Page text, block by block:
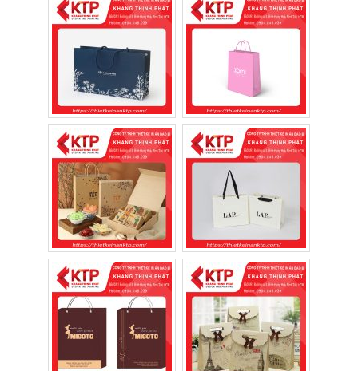
còn giúp doanh nghiệp xây dựng hình ảnh
thương hiệu thân thiện với môi trường.
Nâng cao hình ảnh thương hiệu
Một chiếc túi giấy được đầu tư về thiết kế sẽ
tạo ấn tượng chuyên nghiệp ngay khi khách
hàng nhận sản phẩm. Logo, màu sắc và
thông tin thương hiệu được thể hiện đồng
bộ giúp tăng khả năng nhận diện và ghi
nhớ.
Đối với các cửa hàng kinh doanh mỹ phẩm,
việc kết hợp hộp giấy cùngin túi giấy đựng
mỹ phẩm theo cùng một phong cách sẽ tạo
nên bộ bao bì thống nhất, góp phần nâng
cao giá trị sản phẩm